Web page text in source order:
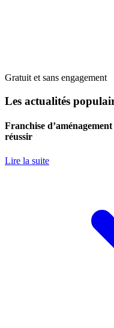
Gratuit et sans engagement
Les actualités
Franchise
réussir
Lire la suite